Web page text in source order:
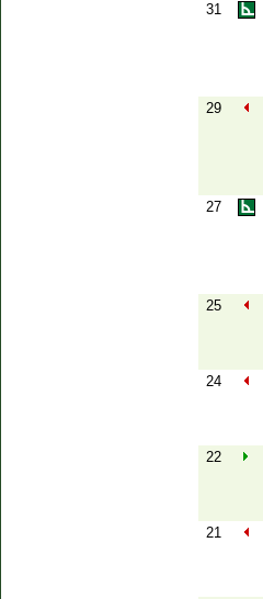
31
29
27
25
24
22
21